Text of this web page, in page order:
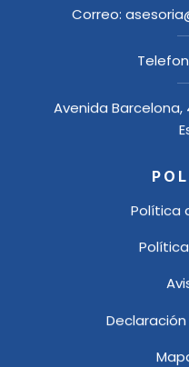
Correo:
Avenida Barcelona,
Política